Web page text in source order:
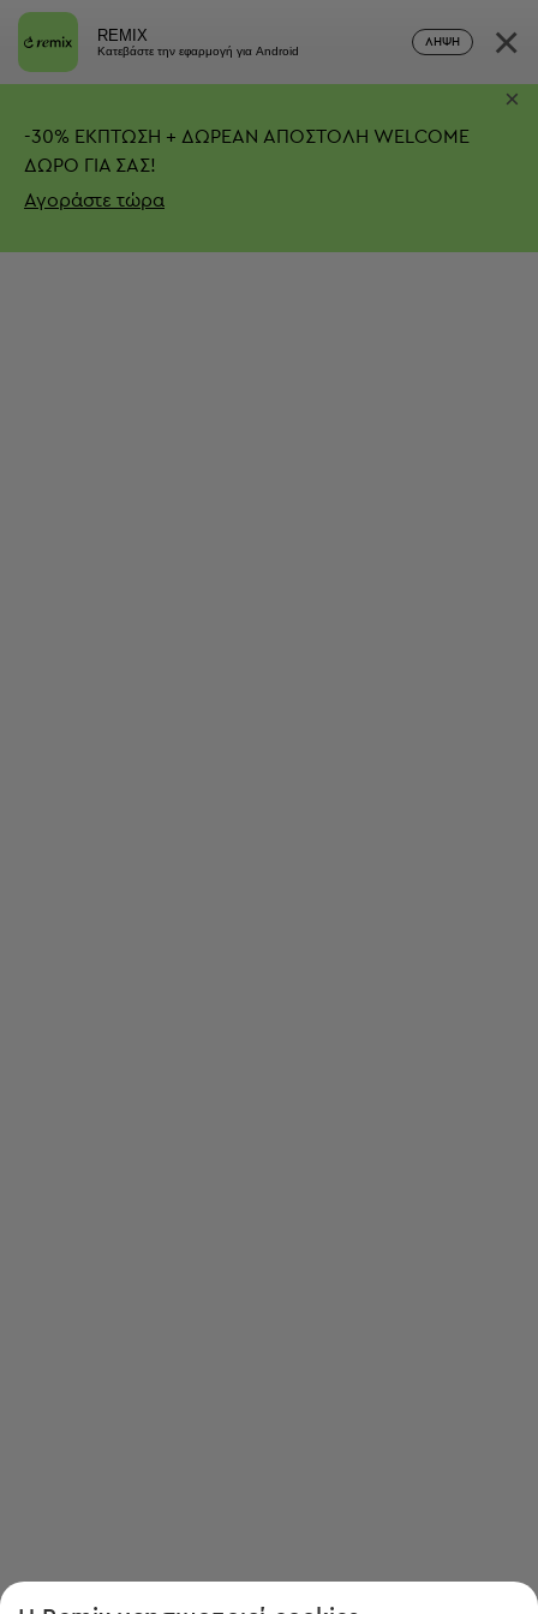
REMIX
Κατεβάστε την εφαρμογή για Android
ΛΉΨΗ ×
-30% ΕΚΠΤΩΣΗ + ΔΩΡΕΑΝ ΑΠΟΣΤΟΛΗ WELCOME
ΔΩΡΟ ΓΙΑ ΣΑΣ!
Αγοράστε τώρα
×